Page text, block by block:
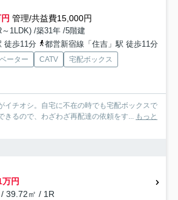
管理/共益費15,000円
1LDK) /築31年 /5階建
徒歩11分
都営新宿線「住吉」駅 徒歩11分
ーター CATV
宅配ボックス
イチオシ。自宅に不在の時でも宅配ボックスで
きるので、わざわざ再配達の依頼をす... もっと
円
/ 39.72㎡ / 1R